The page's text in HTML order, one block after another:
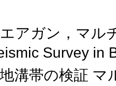
アガン，マ
Survey in
溝帯の検証